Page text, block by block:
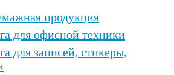
продукция
для офисной техники
для записей, стикеры,